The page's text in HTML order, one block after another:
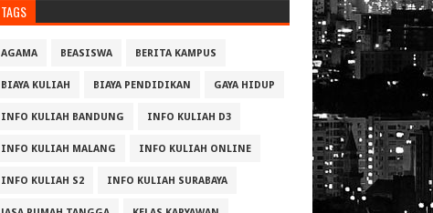
TAGS
AGAMA BEASISWA BERITA KAMPUS
BIAYA KULIAH BIAYA PENDIDIKAN GAYA HIDUP
INFO KULIAH BANDUNG INFO KULIAH D3
INFO KULIAH MALANG INFO KULIAH ONLINE
INFO KULIAH S2 INFO KULIAH SURABAYA